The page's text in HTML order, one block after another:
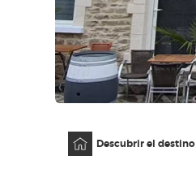
Descubrir el destino